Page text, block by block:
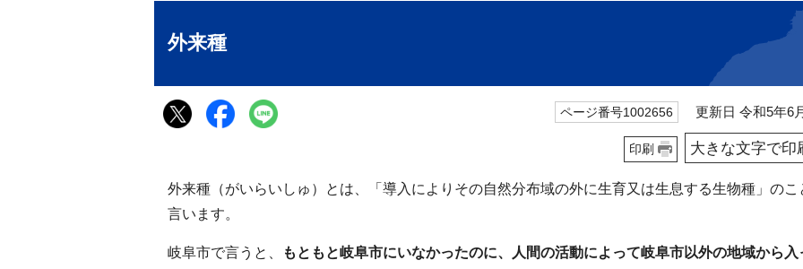
外来種
ページ番号1002656 更新日 令和5年6
印刷 大きな文字で印
外来種（がいらいしゅ）とは、「導入によりその自然分布域の外に生育又は生息する生物種」のこ
言います。
岐阜市で言うと、
もともと岐阜市にいなかったのに、人間の活動によって岐阜市以外の地域から入